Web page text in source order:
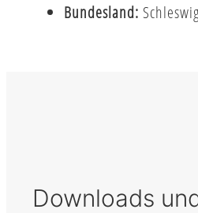
Bundesland:
Downloads